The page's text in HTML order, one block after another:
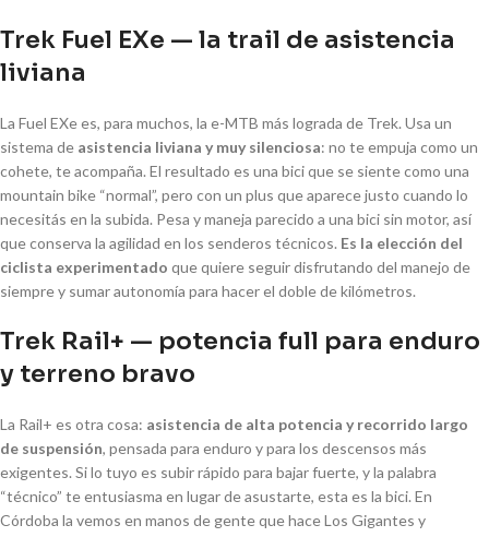
Trek Fuel EXe — la trail de asistencia
liviana
La Fuel EXe es, para muchos, la e-MTB más lograda de Trek. Usa un
sistema de asistencia liviana y muy silenciosa: no te empuja como un
cohete, te acompaña. El resultado es una bici que se siente como una
mountain bike “normal”, pero con un plus que aparece justo cuando lo
necesitás en la subida. Pesa y maneja parecido a una bici sin motor, así
que conserva la agilidad en los senderos técnicos. Es la elección del
ciclista experimentado que quiere seguir disfrutando del manejo de
siempre y sumar autonomía para hacer el doble de kilómetros.
Trek Rail+ — potencia full para enduro
y terreno bravo
La Rail+ es otra cosa: asistencia de alta potencia y recorrido largo
de suspensión, pensada para enduro y para los descensos más
exigentes. Si lo tuyo es subir rápido para bajar fuerte, y la palabra
“técnico” te entusiasma en lugar de asustarte, esta es la bici. En
Córdoba la vemos en manos de gente que hace Los Gigantes y